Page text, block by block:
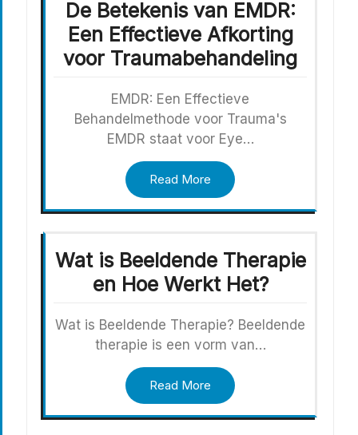
De Betekenis van EMDR:
Een Effectieve Afkorting
voor Traumabehandeling
EMDR: Een Effectieve
Behandelmethode voor Trauma's
EMDR staat voor Eye…
Read More
Wat is Beeldende Therapie
en Hoe Werkt Het?
Wat is Beeldende Therapie? Beeldende
therapie is een vorm van…
Read More